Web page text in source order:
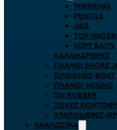
MINNOWS
PENCILS
JIGS
TOP
SOFT BAITS
ΚΑΛΑΜΑΡΙΈΡΕΣ
ΠΛΆΝΟΙ SHORE
ΣΙΛΙΚΌΝΕΣ-BOAT
ΠΛΆΝΟΙ JIGGING
TAI RUBBER
ΖΌΚΕΣ
ΧΤΑΠΟΔΙΈΡΕΣ-
ΑΝΑΛΏΣΙΜΑ